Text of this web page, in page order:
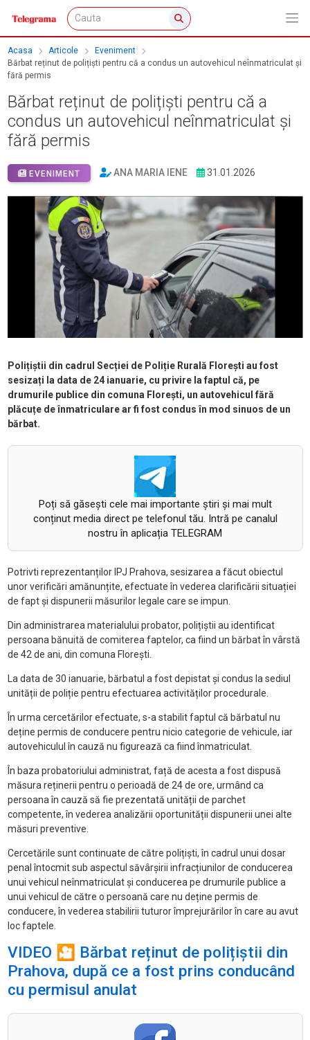
Acasa Articole
Eveniment
Bărbat reținut de polițiști pentru că a condus un autovehicul neînmatriculat și
fără permis
Bărbat reținut de polițiști pentru că a
condus un autovehicul neînmatriculat și
fără permis
EVENIMENT ANA MARIA IENE 31.01.2026
Polițiștii din cadrul Secției de Poliție Rurală Florești au fost
sesizați la data de 24 ianuarie, cu privire la faptul că, pe
drumurile publice din comuna Florești, un autovehicul fără
plăcuțe de înmatriculare ar fi fost condus în mod sinuos de un
bărbat.
Poți să găsești cele mai importante știri și mai mult
conținut media direct pe telefonul tău. Intră pe canalul
nostru în aplicația TELEGRAM
Potrivti reprezentanților IPJ Prahova, sesizarea a făcut obiectul
unor verificări amănunțite, efectuate în vederea clarificării situației
de fapt și dispunerii măsurilor legale care se impun.
Din administrarea materialului probator, polițiștii au identificat
persoana bănuită de comiterea faptelor, ca fiind un bărbat în vârstă
de 42 de ani, din comuna Florești.
La data de 30 ianuarie, bărbatul a fost depistat și condus la sediul
unității de poliție pentru efectuarea activităților procedurale.
În urma cercetărilor efectuate, s-a stabilit faptul că bărbatul nu
deține permis de conducere pentru nicio categorie de vehicule, iar
autovehiculul în cauză nu figurează ca fiind înmatriculat.
În baza probatoriului administrat, față de acesta a fost dispusă
măsura reținerii pentru o perioadă de 24 de ore, urmând ca
persoana în cauză să fie prezentată unității de parchet
competente, în vederea analizării oportunității dispunerii unei alte
măsuri preventive.
Cercetările sunt continuate de către polițiști, în cadrul unui dosar
penal întocmit sub aspectul săvârșirii infracțiunilor de conducerea
unui vehicul neînmatriculat și conducerea pe drumurile publice a
unui vehicul de către o persoană care nu deține permis de
conducere, în vederea stabilirii tuturor împrejurărilor în care au avut
loc faptele.
VIDEO 🎦 Bărbat reținut de polițiștii din
Prahova, după ce a fost prins conducând
cu permisul anulat